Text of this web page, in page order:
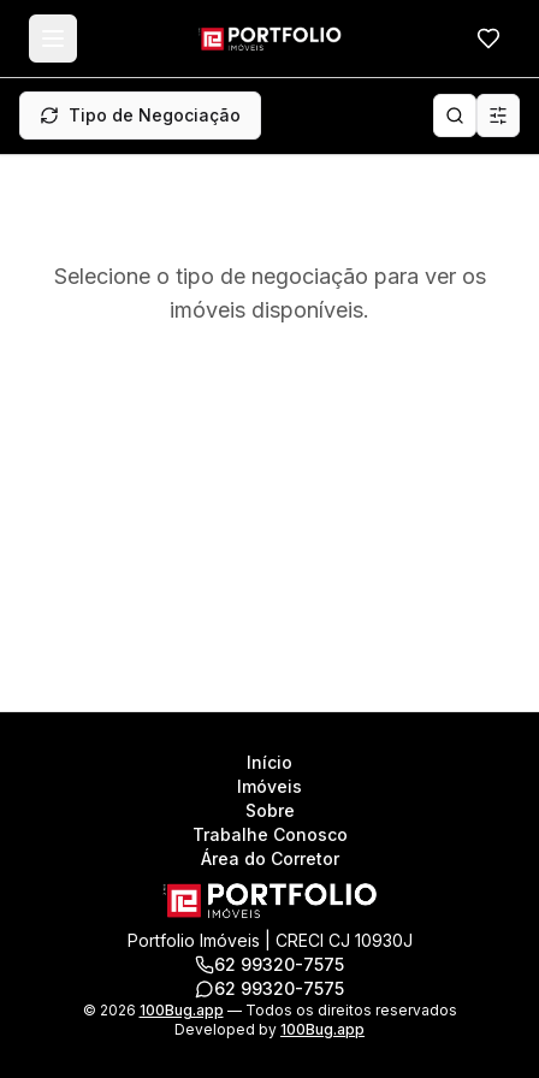
Tipo de Negociação
Selecione o tipo de negociação para ver os
imóveis disponíveis.
Início
Imóveis
Sobre
Trabalhe Conosco
Área do Corretor
Portfolio Imóveis | CRECI CJ 10930J
62 99320-7575
62 99320-7575
© 2026 100Bug.app — Todos os direitos reservados
Developed by 100Bug.app